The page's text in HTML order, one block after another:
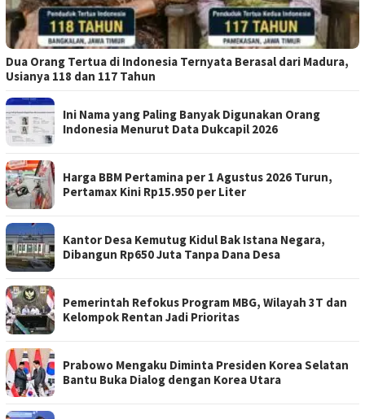
Dua Orang Tertua di Indonesia Ternyata Berasal dari Madura,
Usianya 118 dan 117 Tahun
Ini Nama yang Paling Banyak Digunakan Orang
Indonesia Menurut Data Dukcapil 2026
Harga BBM Pertamina per 1 Agustus 2026 Turun,
Pertamax Kini Rp15.950 per Liter
Kantor Desa Kemutug Kidul Bak Istana Negara,
Dibangun Rp650 Juta Tanpa Dana Desa
Pemerintah Refokus Program MBG, Wilayah 3T dan
Kelompok Rentan Jadi Prioritas
Prabowo Mengaku Diminta Presiden Korea Selatan
Bantu Buka Dialog dengan Korea Utara